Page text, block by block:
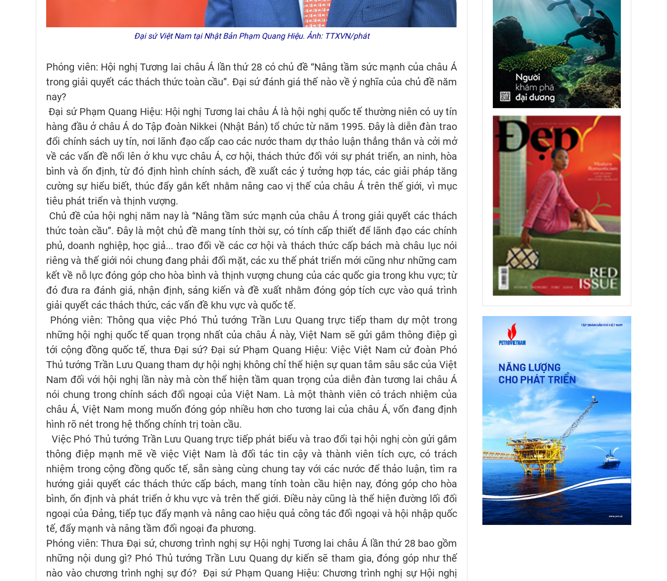
Đại sứ Việt Nam tại Nhật Bản Phạm Quang Hiệu. Ảnh: TTXVN/phát
Phóng viên: Hội nghị Tương lai châu Á lần thứ 28 có chủ đề “Nâng tầm sức mạnh của châu Á
trong giải quyết các thách thức toàn cầu”. Đại sứ đánh giá thế nào về ý nghĩa của chủ đề năm
nay?
Đại sứ Phạm Quang Hiệu: Hội nghị Tương lai châu Á là hội nghị quốc tế thường niên có uy tín
hàng đầu ở châu Á do Tập đoàn Nikkei (Nhật Bản) tổ chức từ năm 1995. Đây là diễn đàn trao
đổi chính sách uy tín, nơi lãnh đạo cấp cao các nước tham dự thảo luận thẳng thắn và cởi mở
về các vấn đề nổi lên ở khu vực châu Á, cơ hội, thách thức đối với sự phát triển, an ninh, hòa
bình và ổn định, từ đó định hình chính sách, đề xuất các ý tưởng hợp tác, các giải pháp tăng
cường sự hiểu biết, thúc đẩy gắn kết nhằm nâng cao vị thế của châu Á trên thế giới, vì mục
tiêu phát triển và thịnh vượng.
Chủ đề của hội nghị năm nay là “Nâng tầm sức mạnh của châu Á trong giải quyết các thách
thức toàn cầu”. Đây là một chủ đề mang tính thời sự, có tính cấp thiết để lãnh đạo các chính
phủ, doanh nghiệp, học giả... trao đổi về các cơ hội và thách thức cấp bách mà châu lục nói
riêng và thế giới nói chung đang phải đối mặt, các xu thế phát triển mới cũng như những cam
kết về nỗ lực đóng góp cho hòa bình và thịnh vượng chung của các quốc gia trong khu vực; từ
đó đưa ra đánh giá, nhận định, sáng kiến và đề xuất nhằm đóng góp tích cực vào quá trình
giải quyết các thách thức, các vấn đề khu vực và quốc tế.
Phóng viên: Thông qua việc Phó Thủ tướng Trần Lưu Quang trực tiếp tham dự một trong
những hội nghị quốc tế quan trọng nhất của châu Á này, Việt Nam sẽ gửi gắm thông điệp gì
tới cộng đồng quốc tế, thưa Đại sứ? Đại sứ Phạm Quang Hiệu: Việc Việt Nam cử đoàn Phó
Thủ tướng Trần Lưu Quang tham dự hội nghị không chỉ thể hiện sự quan tâm sâu sắc của Việt
Nam đối với hội nghị lần này mà còn thể hiện tầm quan trọng của diễn đàn tương lai châu Á
nói chung trong chính sách đối ngoại của Việt Nam. Là một thành viên có trách nhiệm của
châu Á, Việt Nam mong muốn đóng góp nhiều hơn cho tương lai của châu Á, vốn đang định
hình rõ nét trong hệ thống chính trị toàn cầu.
Việc Phó Thủ tướng Trần Lưu Quang trực tiếp phát biểu và trao đổi tại hội nghị còn gửi gắm
thông điệp mạnh mẽ về việc Việt Nam là đối tác tin cậy và thành viên tích cực, có trách
nhiệm trong cộng đồng quốc tế, sẵn sàng cùng chung tay với các nước để thảo luận, tìm ra
hướng giải quyết các thách thức cấp bách, mang tính toàn cầu hiện nay, đóng góp cho hòa
bình, ổn định và phát triển ở khu vực và trên thế giới. Điều này cũng là thể hiện đường lối đối
ngoại của Đảng, tiếp tục đẩy mạnh và nâng cao hiệu quả công tác đối ngoại và hội nhập quốc
tế, đẩy mạnh và nâng tầm đối ngoại đa phương.
Phóng viên: Thưa Đại sứ, chương trình nghị sự Hội nghị Tương lai châu Á lần thứ 28 bao gồm
những nội dung gì? Phó Thủ tướng Trần Lưu Quang dự kiến sẽ tham gia, đóng góp như thế
nào vào chương trình nghị sự đó? Đại sứ Phạm Quang Hiệu: Chương trình nghị sự Hội nghị